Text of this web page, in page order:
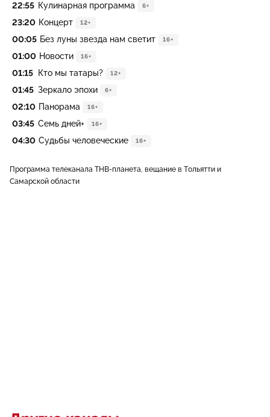
22:55 Кулинарная программа 6+
23:20 Концерт 12+
00:05 Без луны звезда нам светит 16+
01:00 Новости 16+
01:15 Кто мы татары? 12+
01:45 Зеркало эпохи 6+
02:10 Панорама 16+
03:45 Семь дней+ 16+
04:30 Судьбы человеческие 16+
Программа телеканала ТНВ-планета, вещание в Тольятти и
Самарской области